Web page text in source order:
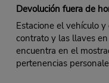
Devolución fuera de
Estacione el vehículo
contrato y las llaves
encuentra en el
pertenencias